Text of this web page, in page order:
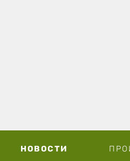
НОВОСТИ